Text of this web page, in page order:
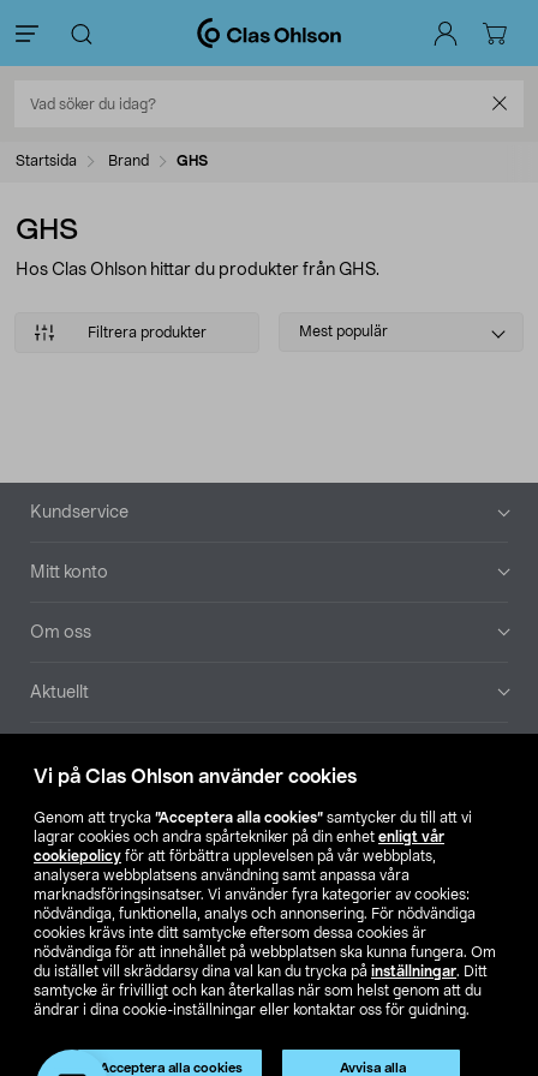
Vi på Clas Ohlson använder cookies
Genom att trycka ”Acceptera alla cookies” samtycker du till att vi
lagrar cookies och andra spårtekniker på din enhet enligt vår
cookiepolicy för att förbättra upplevelsen på vår webbplats,
analysera webbplatsens användning samt anpassa våra
marknadsföringsinsatser. Vi använder fyra kategorier av cookies:
nödvändiga, funktionella, analys och annonsering. För nödvändiga
cookies krävs inte ditt samtycke eftersom dessa cookies är
nödvändiga för att innehållet på webbplatsen ska kunna fungera. Om
du istället vill skräddarsy dina val kan du trycka på inställningar. Ditt
samtycke är frivilligt och kan återkallas när som helst genom att du
ändrar i dina cookie-inställningar eller kontaktar oss för guidning.
Acceptera alla cookies Avvisa alla
Startsida Brand GHS
GHS
Hos Clas Ohlson hittar du produkter från GHS.
Filtrera produkter
Select
Mest populär
Sidfot
Kundservice
Mitt konto
Om oss
Aktuellt
Hitta butik
SE NO FI
Ändra till priser exklusive moms